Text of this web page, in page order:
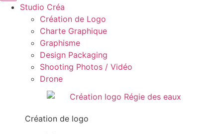
Studio Créa
Création de Logo
Charte Graphique
Graphisme
Design Packaging
Shooting Photos / Vidéo
Drone
Création de logo